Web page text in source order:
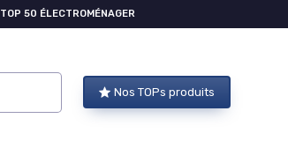
TOP 50 ÉLECTROMÉNAGER
Nos TOPs produits